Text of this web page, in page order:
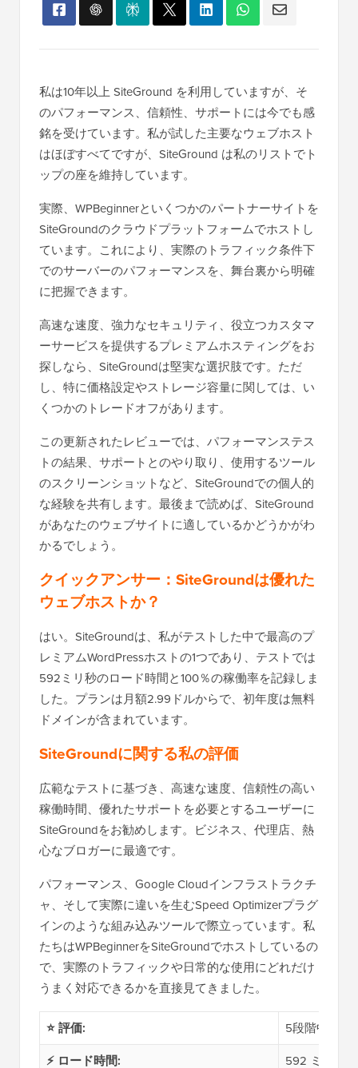
私は10年以上 SiteGround を利用していますが、そ
のパフォーマンス、信頼性、サポートには今でも感
銘を受けています。私が試した主要なウェブホスト
はほぼすべてですが、SiteGround は私のリストでト
ップの座を維持しています。
実際、WPBeginnerといくつかのパートナーサイトを
SiteGroundのクラウドプラットフォームでホストし
ています。これにより、実際のトラフィック条件下
でのサーバーのパフォーマンスを、舞台裏から明確
に把握できます。
高速な速度、強力なセキュリティ、役立つカスタマ
ーサービスを提供するプレミアムホスティングをお
探しなら、SiteGroundは堅実な選択肢です。ただ
し、特に価格設定やストレージ容量に関しては、い
くつかのトレードオフがあります。
この更新されたレビューでは、パフォーマンステス
トの結果、サポートとのやり取り、使用するツール
のスクリーンショットなど、SiteGroundでの個人的
な経験を共有します。最後まで読めば、SiteGround
があなたのウェブサイトに適しているかどうかがわ
かるでしょう。
クイックアンサー：SiteGroundは優れた
ウェブホストか？
はい。SiteGroundは、私がテストした中で最高のプ
レミアムWordPressホストの1つであり、テストでは
592ミリ秒のロード時間と100％の稼働率を記録しま
した。プランは月額2.99ドルからで、初年度は無料
ドメインが含まれています。
SiteGroundに関する私の評価
広範なテストに基づき、高速な速度、信頼性の高い
稼働時間、優れたサポートを必要とするユーザーに
SiteGroundをお勧めします。ビジネス、代理店、熱
心なブロガーに最適です。
パフォーマンス、Google Cloudインフラストラクチ
ャ、そして実際に違いを生むSpeed Optimizerプラグ
インのような組み込みツールで際立っています。私
たちはWPBeginnerをSiteGroundでホストしているの
で、実際のトラフィックや日常的な使用にどれだけ
うまく対応できるかを直接見てきました。
⭐ 評価:
5段階中5
⚡ ロード時間:
592 ミリ秒